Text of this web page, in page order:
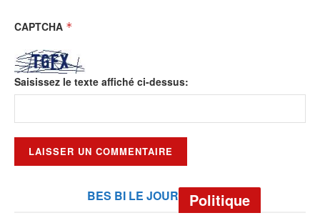
CAPTCHA *
Saisissez le texte affiché ci-dessus:
BES BI LE JOUR Politique